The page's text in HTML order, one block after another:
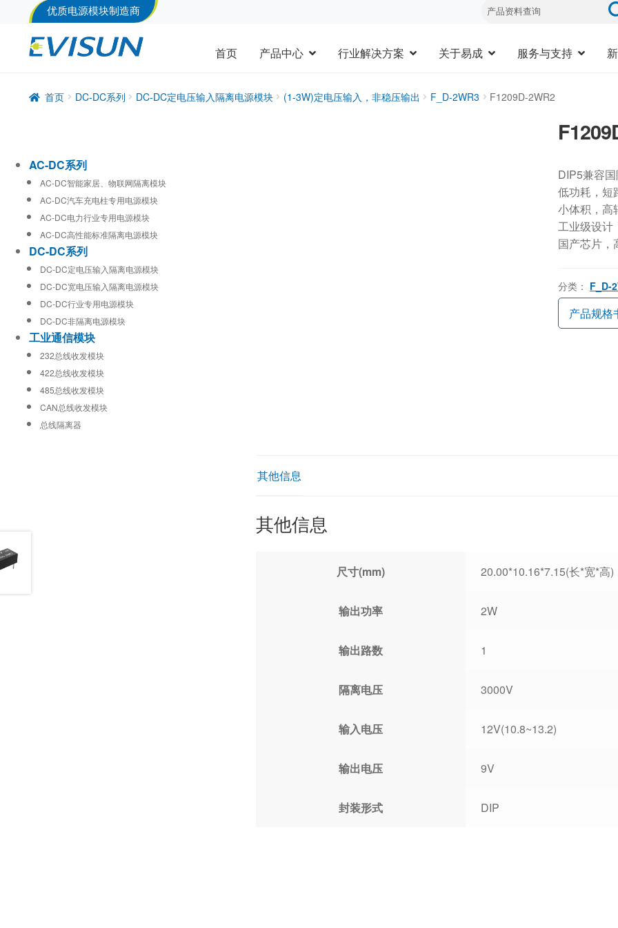
优质电源模块制造商
首页 产品中心 行业解决方案 关于易成 服务与支持
首页 DC-DC系列 DC-DC定电压输入隔离电源模块 (1-3W)定电压输入，非稳压输出 F_D-2WR3 F1209D-2WR2
DIP5兼容
低功耗，短
小体积，高
工业级设计
国产芯片，
分类： F_D-
产品规格
其他信息
其他信息
尺寸(mm) 20.00*10.16*7.15(长*宽*高)
输出功率 2W
输出路数 1
隔离电压 3000V
输入电压 12V(10.8~13.2)
输出电压 9V
封装形式 DIP
AC-DC系列
AC-DC智能家居、物联网隔离模块
AC-DC汽车充电柱专用电源模块
AC-DC电力行业专用电源模块
AC-DC高性能标准隔离电源模块
DC-DC系列
DC-DC定电压输入隔离电源模块
DC-DC宽电压输入隔离电源模块
DC-DC行业专用电源模块
DC-DC非隔离电源模块
工业通信模块
232总线收发模块
422总线收发模块
485总线收发模块
CAN总线收发模块
总线隔离器